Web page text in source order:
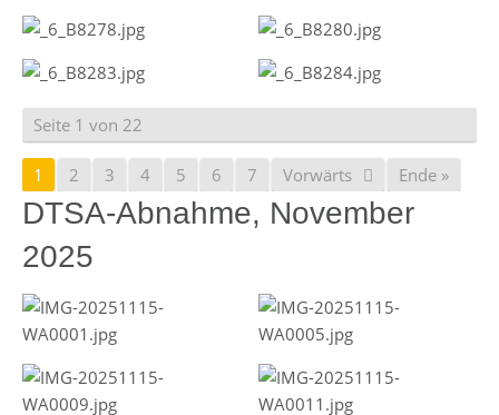
Seite 1 von 22
1 2 3 4 5 6 7 Vorwärts Ende »
DTSA-Abnahme, November
2025